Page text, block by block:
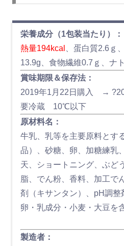
栄養成分（1包装当たり）：
熱量194kcal
、蛋白質2.6ｇ
13.9g、食物繊維0.7ｇ、ナ
賞味期限＆保存法：
2019年1月22日購入 →
要冷蔵 10℃以下
原材料名：
牛乳、乳等を主要原料とす
品）、砂糖、卵、加糖練乳
天、ショートニング、ぶど
脂、でん粉、香料、加工で
剤（キサンタン）、pH調整
卵・乳成分・小麦・大豆を
製造者：